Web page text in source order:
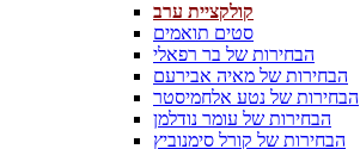
קולקציית ערב
סטים תואמים
הבחירות של בר רפאלי
הבחירות של מאיה אבירעם
הבחירות של נטע אלחמיסטר
הבחירות של עומר נודלמן
הבחירות של קורל סימנוביץ